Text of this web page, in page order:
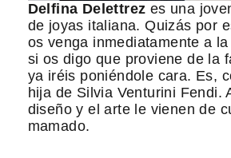
Delfina Delettrez es una
de joyas italiana. Quizás por
os venga inmediatamente a
si os digo que proviene de la
ya iréis poniéndole cara. Es,
hija de Silvia Venturini Fendi.
diseño y el arte le vienen de
mamado.